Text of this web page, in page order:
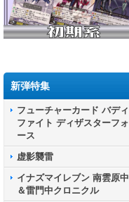
新弾特集
フューチャーカード バディ
ファイト ディザスターフォ
ース
虚影襲雷
イナズマイレブン 南雲原中
＆雷門中クロニクル